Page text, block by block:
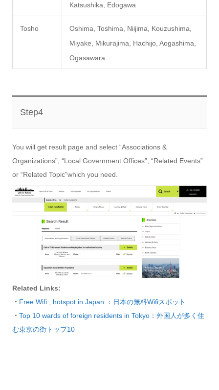
Katsushika, Edogawa
Tosho
Oshima, Toshima, Niijima, Kouzushima,
Miyake, Mikurajima, Hachijo, Aogashima,
Ogasawara
Step4
You will get result page and select “Associations &
Organizations”, “Local Government Offices”, “Related Events”
or “Related Topic”which you need.
Related Links:
・ Free Wifi ; hotspot in Japan ：日本の無料Wifiスポット
・ Top 10 wards of foreign residents in Tokyo：外国人が多く住
む東京の街トップ10